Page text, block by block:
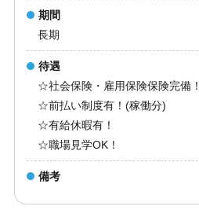
期間
長期
待遇
☆社会保険・雇用保険保険完備！
☆前払い制度有！(稼働分)
☆有給休暇有！
☆職場見学OK！
備考